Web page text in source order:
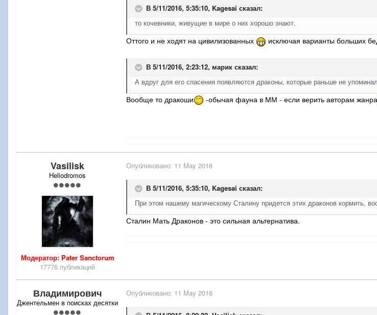
В 5/11/2016, 5:35:10, Kagesai сказал:
то кочевники, живущие в мире о них хорошо знают.
Оттого и не ходят на цивилизованных исключая варианты больших
В 5/11/2016, 2:23:12, марик сказал:
А вдруг для его спасения появляются драконы, которые раньше не
Вообще то дракоши -обычая фауна в ММ - если верить авторам жанра
Vasilisk
Heliodromos
Модератор: Pater Sanctorum
17776 публикаций
Опубликовано: 11 May 2016
В 5/11/2016, 5:35:10, Kagesai сказал:
При этом нашему магическому Сталину придется этих драконов кормить,
Сталин Мать Драконов - это сильная альтернатива.
Владимирович
Джентельмен в поисках десятки
Опубликовано: 11 May 2016